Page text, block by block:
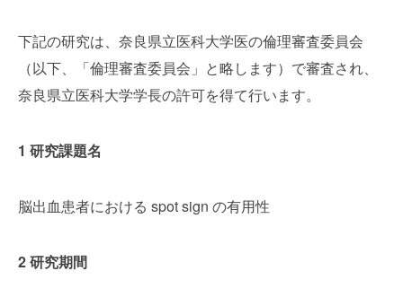
下記の研究は、奈良県立医科大学医の倫理審査委員会
（以下、「倫理審査委員会」と略します）で審査され、
奈良県立医科大学学長の許可を得て行います。
1 研究課題名
脳出血患者における spot sign の有用性
2 研究期間